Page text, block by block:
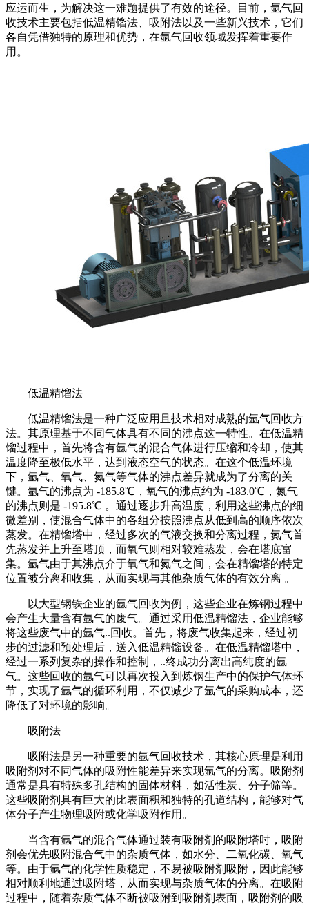
应运而生，为解决这一难题提供了有效的途径。目前，氩气回
收技术主要包括低温精馏法、吸附法以及一些新兴技术，它们
各自凭借独特的原理和优势，在氩气回收领域发挥着重要作
用。
低温精馏法
低温精馏法是一种广泛应用且技术相对成熟的氩气回收方
法。其原理基于不同气体具有不同的沸点这一特性。在低温精
馏过程中，首先将含有氩气的混合气体进行压缩和冷却，使其
温度降至极低水平，达到液态空气的状态。在这个低温环境
下，氩气、氧气、氮气等气体的沸点差异就成为了分离的关
键。氩气的沸点为 -185.8℃，氧气的沸点约为 -183.0℃，氮气
的沸点则是 -195.8℃ 。通过逐步升高温度，利用这些沸点的细
微差别，使混合气体中的各组分按照沸点从低到高的顺序依次
蒸发。在精馏塔中，经过多次的气液交换和分离过程，氮气首
先蒸发并上升至塔顶，而氧气则相对较难蒸发，会在塔底富
集。氩气由于其沸点介于氧气和氮气之间，会在精馏塔的特定
位置被分离和收集，从而实现与其他杂质气体的有效分离 。
以大型钢铁企业的氩气回收为例，这些企业在炼钢过程中
会产生大量含有氩气的废气。通过采用低温精馏法，企业能够
将这些废气中的氩气..回收。首先，将废气收集起来，经过初
步的过滤和预处理后，送入低温精馏设备。在低温精馏塔中，
经过一系列复杂的操作和控制，..终成功分离出高纯度的氩
气。这些回收的氩气可以再次投入到炼钢生产中的保护气体环
节，实现了氩气的循环利用，不仅减少了氩气的采购成本，还
降低了对环境的影响。
吸附法
吸附法是另一种重要的氩气回收技术，其核心原理是利用
吸附剂对不同气体的吸附性能差异来实现氩气的分离。吸附剂
通常是具有特殊多孔结构的固体材料，如活性炭、分子筛等。
这些吸附剂具有巨大的比表面积和独特的孔道结构，能够对气
体分子产生物理吸附或化学吸附作用。
当含有氩气的混合气体通过装有吸附剂的吸附塔时，吸附
剂会优先吸附混合气中的杂质气体，如水分、二氧化碳、氧气
等。由于氩气的化学性质稳定，不易被吸附剂吸附，因此能够
相对顺利地通过吸附塔，从而实现与杂质气体的分离。在吸附
过程中，随着杂质气体不断被吸附到吸附剂表面，吸附剂的吸